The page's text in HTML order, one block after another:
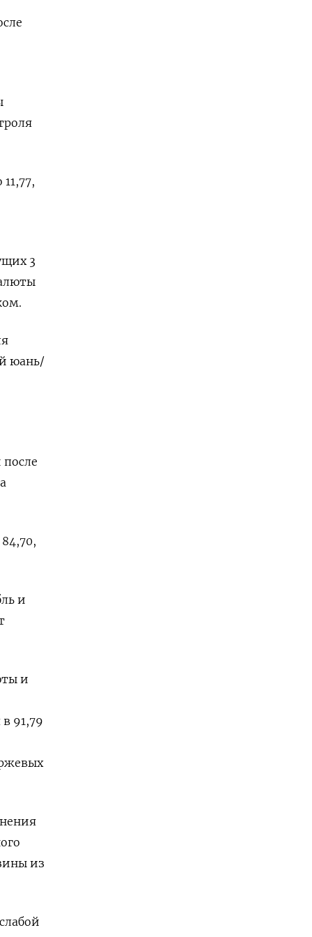
3
юань/
и
и
91,79
из